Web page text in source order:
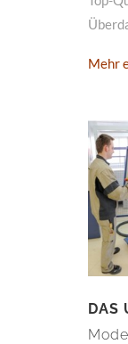
Mehr
DAS